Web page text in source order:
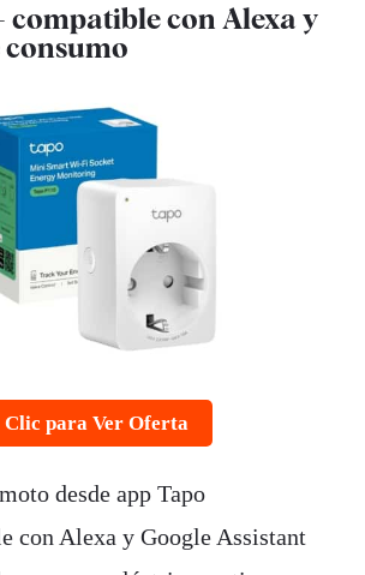
compatible con Alexa y
Clic para Ver Oferta
desde app Tapo
con Alexa y Google Assistant